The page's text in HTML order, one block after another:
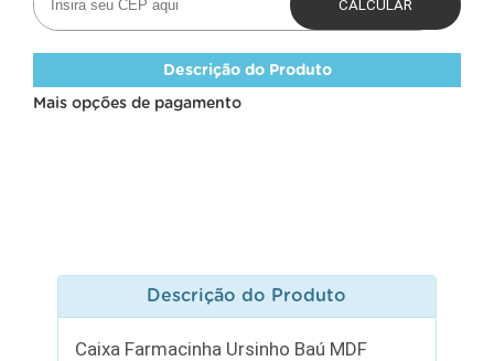
Descrição do Produto
Mais opções de pagamento
Descrição do Produto
Caixa Farmacinha Ursinho Baú MDF